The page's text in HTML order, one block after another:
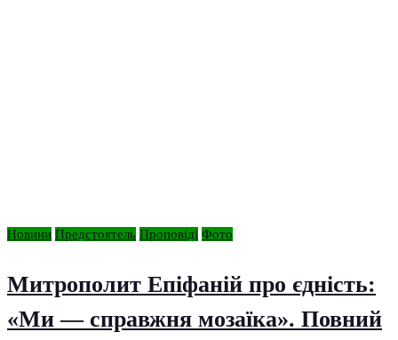
Новини Предстоятель Проповіді Фото
Митрополит Епіфаній про єдність:
«Ми — справжня мозаїка». Повний